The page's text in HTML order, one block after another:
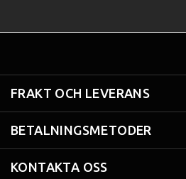
FRAKT OCH LEVERANS
BETALNINGSMETODER
KONTAKTA OSS